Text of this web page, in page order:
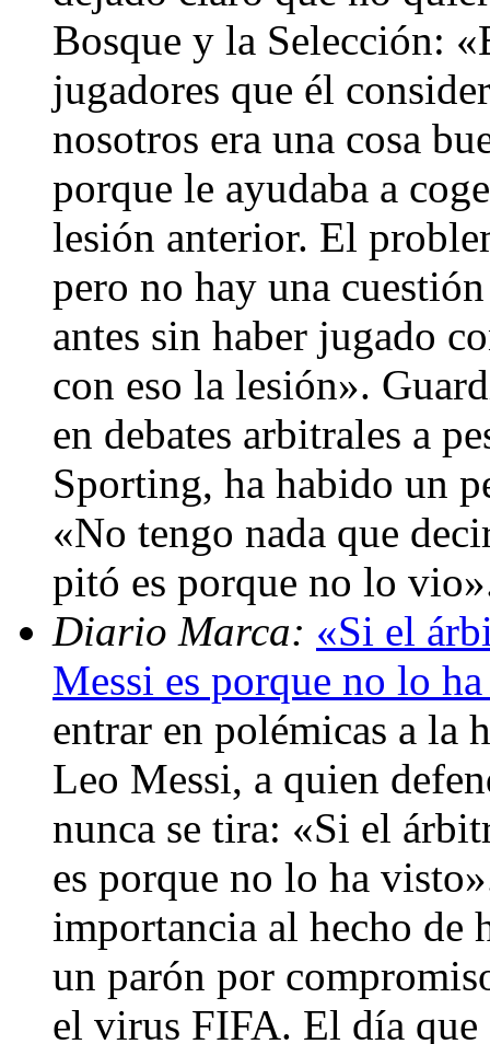
Bosque y la Selección:
jugadores que él
nosotros era una cosa
porque le ayudaba a
lesión anterior. El
pero no hay una
antes sin haber jugado
con eso la lesión».
en debates arbitrales a
Sporting, ha habido un
«No tengo nada que
pitó es porque no lo
Diario Marca: «Si el
Messi es porque no lo
entrar en polémicas a la
Leo Messi, a quien
nunca se tira: «Si el
es porque no lo ha
importancia al hecho de
un parón por
el virus FIFA. El día que